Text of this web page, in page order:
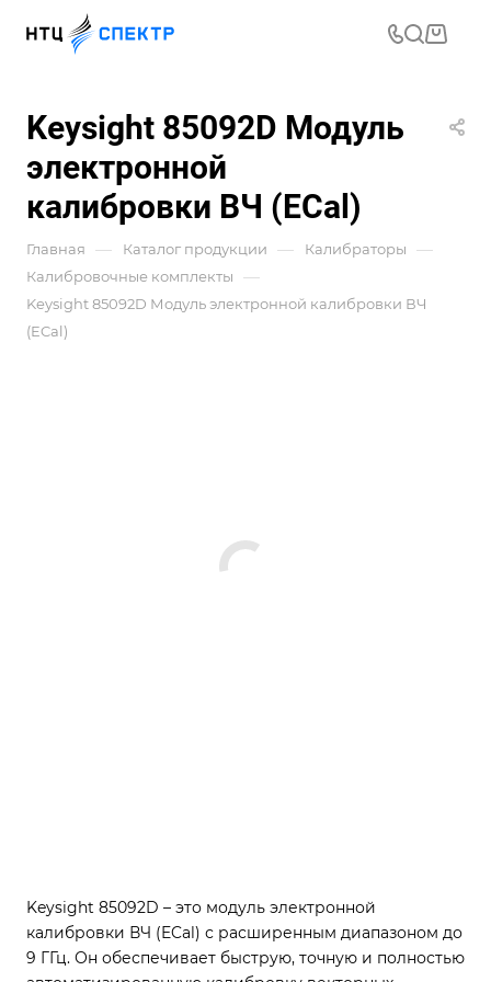
Keysight 85092D Модуль
электронной
калибровки ВЧ (ECal)
Главная — Каталог продукции — Калибраторы —
Калибровочные комплекты —
Keysight 85092D Модуль электронной калибровки ВЧ
(ECal)
Keysight 85092D – это модуль электронной
калибровки ВЧ (ECal) с расширенным диапазоном до
9 ГГц. Он обеспечивает быструю, точную и полностью